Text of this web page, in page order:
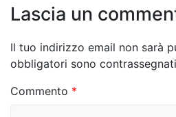
g
a
z
i
Lascia un
Il tuo indirizzo email non sarà
obbligatori sono contrassegnati
Commento *